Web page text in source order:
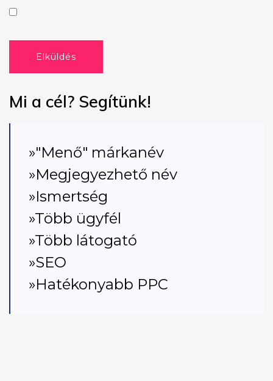
Elküldés
Mi a cél? Segítünk!
»"Menő" márkanév
»Megjegyezhető név
»Ismertség
»Több ügyfél
»Több látogató
»SEO
»Hatékonyabb PPC